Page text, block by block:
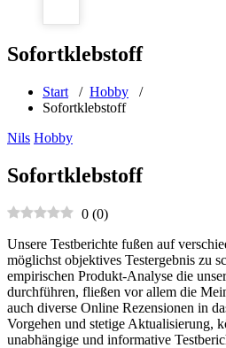
Sofortklebstoff
Start / Hobby /
Sofortklebstoff
Nils Hobby
Sofortklebstoff
0 (0)
Unsere Testberichte fußen auf
möglichst objektives Testergebnis zu
empirischen Produkt-Analyse die
durchführen, fließen vor allem die
auch diverse Online Rezensionen in
Vorgehen und stetige Aktualisierung,
unabhängige und informative